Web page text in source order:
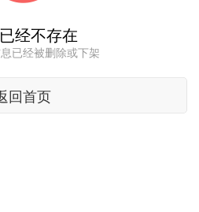
经不存在
已经被删除或下架
回首页